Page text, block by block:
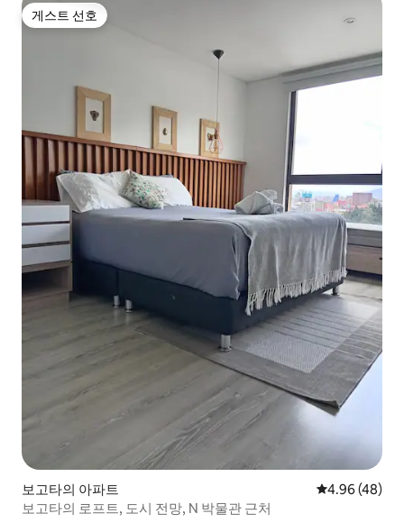
게스트 선호
게스트 선호
보고타의 아파트 평점 4.96점(5
4.96 (48)
보고타의 로프트, 도시 전망, N 박물관 근처